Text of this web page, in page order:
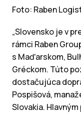
Foto: Raben
„Slovensko je v
rámci Raben
s Maďarskom,
Gréckom. Túto
dostačujúca
Pospišová,
Slovakia.